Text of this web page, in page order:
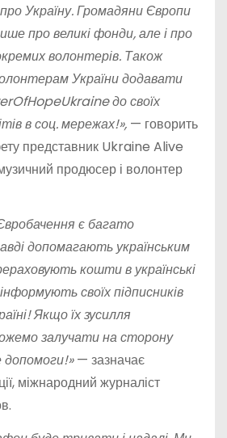
Україну. Громадяни Європи
про великі фонди, але і про
волонтерів. Також
України додавати
до своїх
в соц. мережах!»,— говорить
представник Ukraine Alive
продюсер і волонтер
є багато
допомагають українським
кошти в українські
своїх підписників
Якщо їх зусилля
залучати на сторону
допомоги!»— зазначає
міжнародний журналіст